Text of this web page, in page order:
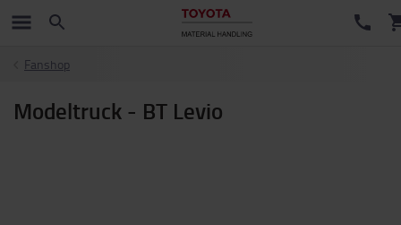
Fanshop
Modeltruck - BT Levio